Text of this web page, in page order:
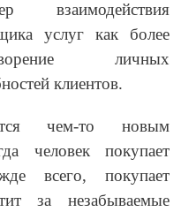
взаимодействия
услуг как более
личных
клиентов.
чем-то новым
человек покупает
всего, покупает
за незабываемые